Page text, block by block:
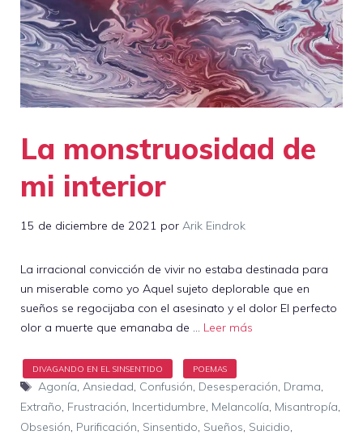
La monstruosidad de
mi interior
15 de diciembre de 2021 por Arik Eindrok
La irracional convicción de vivir no estaba destinada para
un miserable como yo Aquel sujeto deplorable que en
sueños se regocijaba con el asesinato y el dolor El perfecto
olor a muerte que emanaba de … Leer más
Etiquetas
Agonía, Ansiedad, Confusión, Desesperación, Drama,
Extraño, Frustración, Incertidumbre, Melancolía, Misantropía,
Obsesión, Purificación, Sinsentido, Sueños, Suicidio,